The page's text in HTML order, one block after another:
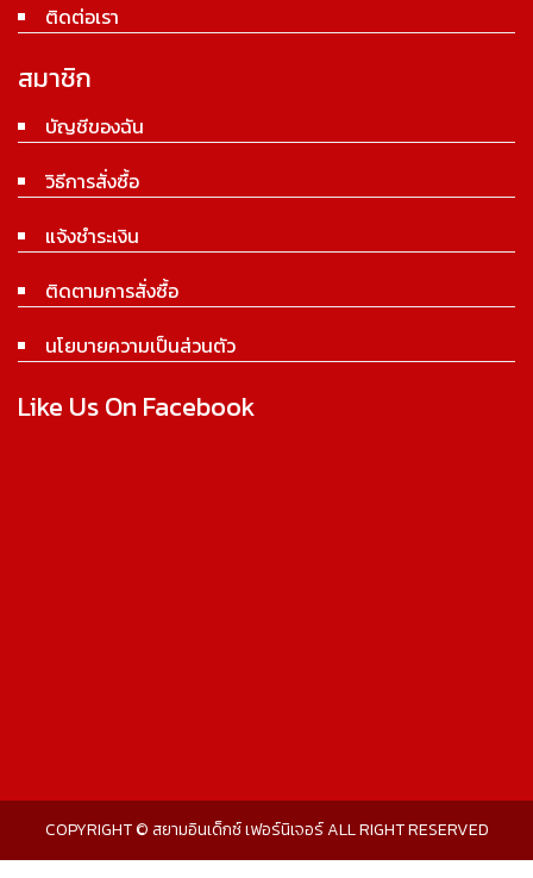
ติดต่อเรา
สมาชิก
บัญชีของฉัน
วิธีการสั่งซื้อ
แจ้งชำระเงิน
ติดตามการสั่งซื้อ
นโยบายความเป็นส่วนตัว
Like Us On Facebook
COPYRIGHT © สยามอินเด็กซ์ เฟอร์นิเจอร์ ALL RIGHT RESERVED